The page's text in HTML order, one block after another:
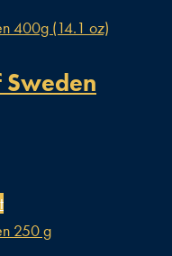
Sweden